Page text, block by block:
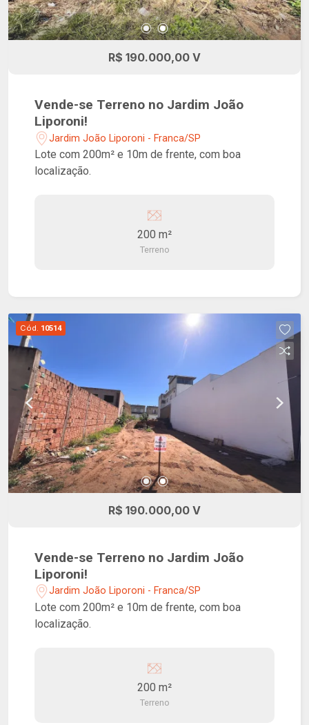
R$ 190.000,00 V
Vende-se Terreno no Jardim João
Liporoni!
Jardim João Liporoni - Franca/SP
Lote com 200m² e 10m de frente, com boa
localização.
200 m²
Terreno
Cód. 10514
R$ 190.000,00 V
Vende-se Terreno no Jardim João
Liporoni!
Jardim João Liporoni - Franca/SP
Lote com 200m² e 10m de frente, com boa
localização.
200 m²
Terreno